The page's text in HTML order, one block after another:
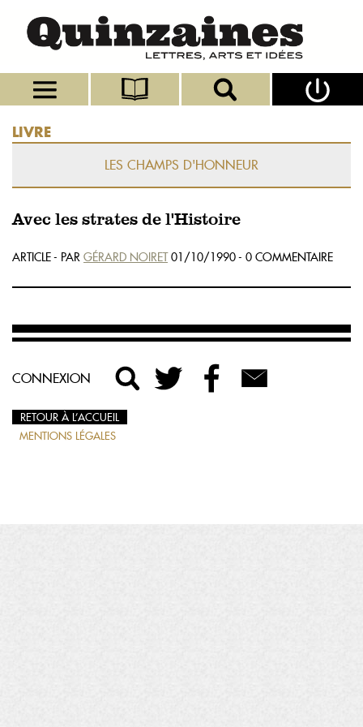
LIVRE
LES CHAMPS D'HONNEUR
Avec les strates de l'Histoire
ARTICLE - PAR GÉRARD NOIRET01/10/1990 - 0 COMMENTAIRE
CONNEXION
RETOUR À L’ACCUEIL
MENTIONS LÉGALES